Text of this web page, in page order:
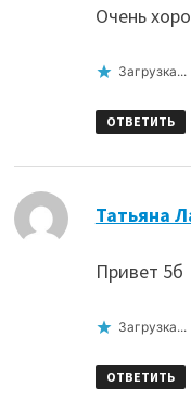
Очень
Загрузка...
ОТВЕТИТЬ
Татьяна
Привет 5б
Загрузка...
ОТВЕТИТЬ